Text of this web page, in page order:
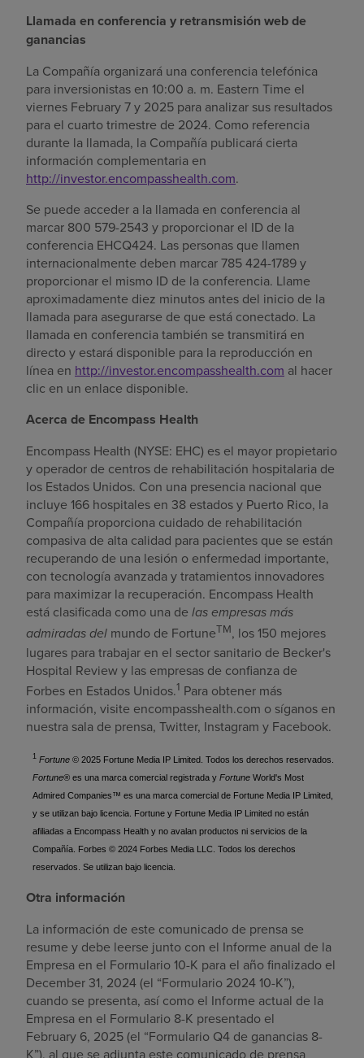
Llamada en conferencia y retransmisión web de
ganancias
La Compañía organizará una conferencia telefónica
para inversionistas en 10:00 a. m. Eastern Time el
viernes February 7 y 2025 para analizar sus resultados
para el cuarto trimestre de 2024. Como referencia
durante la llamada, la Compañía publicará cierta
información complementaria en
http://investor.encompasshealth.com.
Se puede acceder a la llamada en conferencia al
marcar 800 579-2543 y proporcionar el ID de la
conferencia EHCQ424. Las personas que llamen
internacionalmente deben marcar 785 424-1789 y
proporcionar el mismo ID de la conferencia. Llame
aproximadamente diez minutos antes del inicio de la
llamada para asegurarse de que está conectado. La
llamada en conferencia también se transmitirá en
directo y estará disponible para la reproducción en
línea en http://investor.encompasshealth.com al hacer
clic en un enlace disponible.
Acerca de Encompass Health
Encompass Health (NYSE: EHC) es el mayor propietario
y operador de centros de rehabilitación hospitalaria de
los Estados Unidos. Con una presencia nacional que
incluye 166 hospitales en 38 estados y Puerto Rico, la
Compañía proporciona cuidado de rehabilitación
compasiva de alta calidad para pacientes que se están
recuperando de una lesión o enfermedad importante,
con tecnología avanzada y tratamientos innovadores
para maximizar la recuperación. Encompass Health
está clasificada como una de las empresas más
admiradas del mundo de FortuneTM, los 150 mejores
lugares para trabajar en el sector sanitario de Becker's
Hospital Review y las empresas de confianza de
Forbes en Estados Unidos.1 Para obtener más
información, visite encompasshealth.com o síganos en
nuestra sala de prensa, Twitter, Instagram y Facebook.
1 Fortune© 2025 Fortune Media IP Limited. Todos los derechos reservados.
Fortune® es una marca comercial registrada yFortune World's Most
Admired Companies™ es una marca comercial de Fortune Media IP Limited,
y se utilizan bajo licencia. Fortune y Fortune Media IP Limited no están
afiliadas a Encompass Health y no avalan productos ni servicios de la
Compañía. Forbes © 2024 Forbes Media LLC. Todos los derechos
reservados. Se utilizan bajo licencia.
Otra información
La información de este comunicado de prensa se
resume y debe leerse junto con el Informe anual de la
Empresa en el Formulario 10-K para el año finalizado el
December 31, 2024 (el “Formulario 2024 10-K”),
cuando se presenta, así como el Informe actual de la
Empresa en el Formulario 8-K presentado el
February 6, 2025 (el “Formulario Q4 de ganancias 8-
K”), al que se adjunta este comunicado de prensa